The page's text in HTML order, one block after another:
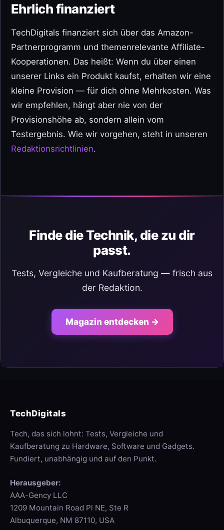
Ehrlich finanziert
TechDigitals finanziert sich über das Amazon-
Partnerprogramm und themenrelevante Affiliate-
Kooperationen. Das heißt: Wenn du über einen
unserer Links ein Produkt kaufst, erhalten wir eine
kleine Provision — für dich ohne Mehrkosten. Was
wir empfehlen, hängt aber nie von der
Provisionshöhe ab, sondern allein vom
Testergebnis. Wie wir vorgehen, steht in unseren
Redaktionsrichtlinien.
Finde die Technik, die zu dir
passt.
Tests, Vergleiche und Kaufberatung — frisch aus
der Redaktion.
Magazin entdecken →
TechDigitals
Tech, das sich lohnt: Tests, Vergleiche und
Kaufberatung zu Hardware, Software und Gadgets.
Fundiert, unabhängig und auf den Punkt.
Herausgeber:
AAA-Gency LLC
1209 Mountain Road Pl NE, Ste R
Albuquerque, NM 87110, USA